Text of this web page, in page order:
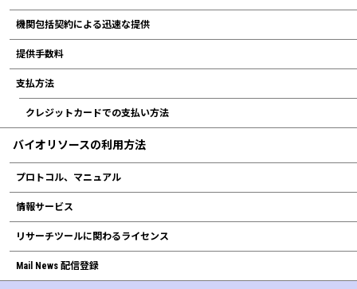
機関包括契約による迅速な提供
提供手数料
支払方法
クレジットカードでの支払い方法
バイオリソースの利用方法
プロトコル、マニュアル
情報サービス
リサーチツールに関わるライセンス
Mail News 配信登録